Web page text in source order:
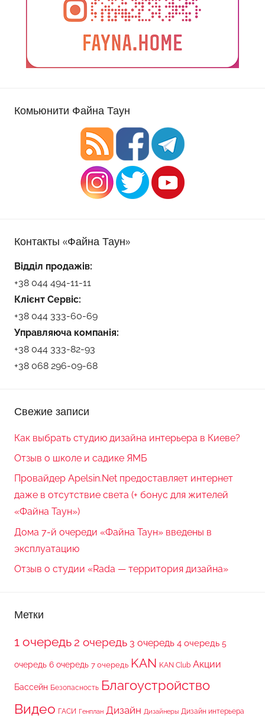
Комьюнити Файна Таун
Контакты «Файна Таун»
Відділ продажів:
+38 044 494-11-11
Клієнт Сервіс:
+38 044 333-60-69
Управляюча компанія:
+38 044 333-82-93
+38 068 296-09-68
Свежие записи
Как выбрать студию дизайна интерьера в Киеве?
Отзыв о школе и садике ЯМБ
Провайдер Apelsin.Net предоставляет интернет
даже в отсутствие света (+ бонус для жителей
«Файна Таун»)
Дома 7-й очереди «Файна Таун» введены в
эксплуатацию
Отзыв о студии «Rada — территория дизайна»
Метки
1 очередь2 очередь 3 очередь 4 очередь 5
очередь 6 очередь 7 очередь KAN KAN Club Акции
Бассейн Безопасность Благоустройство
Видео ГАСИ Генплан Дизайн Дизайнеры Дизайн интерьера